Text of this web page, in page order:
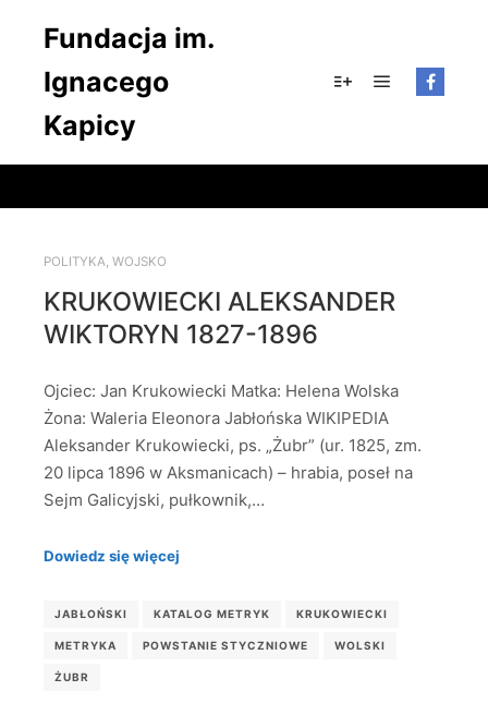
Fundacja im.
Ignacego
Kapicy
POLITYKA, WOJSKO
KRUKOWIECKI ALEKSANDER
WIKTORYN 1827-1896
Ojciec: Jan Krukowiecki Matka: Helena Wolska
Żona: Waleria Eleonora Jabłońska WIKIPEDIA
Aleksander Krukowiecki, ps. „Żubr” (ur. 1825, zm.
20 lipca 1896 w Aksmanicach) – hrabia, poseł na
Sejm Galicyjski, pułkownik,…
Dowiedz się więcej
JABŁOŃSKI KATALOG METRYK KRUKOWIECKI
METRYKA POWSTANIE STYCZNIOWE WOLSKI
ŻUBR